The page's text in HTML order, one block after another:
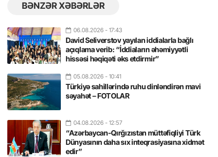
BƏNZƏR XƏBƏRLƏR
06.08.2026 - 17:43
David Seliverstov yayılan iddialarla bağlı
açıqlama verib: “İddiaların əhəmiyyətli
hissəsi həqiqəti əks etdirmir”
05.08.2026 - 10:41
Türkiyə sahillərində ruhu dinləndirən mavi
səyahət – FOTOLAR
04.08.2026 - 12:57
“Azərbaycan-Qırğızıstan müttəfiqliyi Türk
Dünyasının daha sıx inteqrasiyasına xidmət
edir”